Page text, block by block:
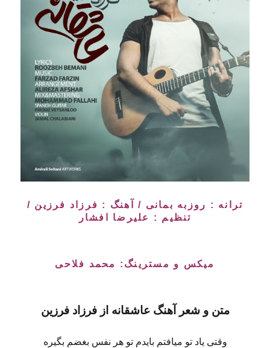
ترانه : روزبه بمانی / آهنگ : فرزاد فرزین /
تنظیم : علیرضا افشار
میکس و مسترینگ: محمد فلاحی
متن و شعر آهنگعاشقانه از فرزاد فرزین
وقتی یاد تو میافتم بایدم تو هر نفس بغضم بگیره